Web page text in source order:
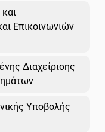
Επικοινωνιών
Διαχείρισης
Υποβολής